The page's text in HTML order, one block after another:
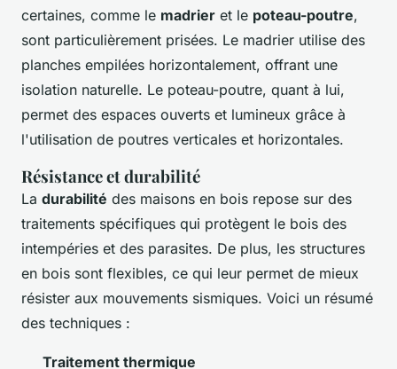
certaines, comme le madrier et le poteau-poutre,
sont particulièrement prisées. Le madrier utilise des
planches empilées horizontalement, offrant une
isolation naturelle. Le poteau-poutre, quant à lui,
permet des espaces ouverts et lumineux grâce à
l'utilisation de poutres verticales et horizontales.
Résistance et durabilité
La durabilité des maisons en bois repose sur des
traitements spécifiques qui protègent le bois des
intempéries et des parasites. De plus, les structures
en bois sont flexibles, ce qui leur permet de mieux
résister aux mouvements sismiques. Voici un résumé
des techniques :
Traitement thermique